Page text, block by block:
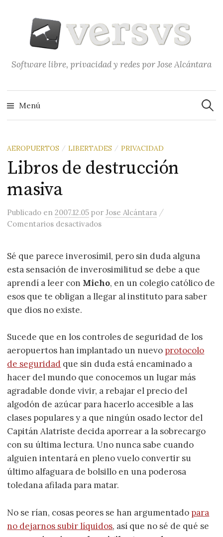
contenido
Software libre, privacidad y redes por Jose Alcántara
Menú
AEROPUERTOS / LIBERTADES / PRIVACIDAD
Libros de destrucción
masiva
Publicado en2007.12.05 porJose Alcántara /
Comentarios desactivadosen Libros de destrucción masiva
Sé que parece inverosímil, pero sin duda alguna
esta sensación de inverosimilitud se debe a que
aprendí a leer con Micho, en un colegio católico de
esos que te obligan a llegar al instituto para saber
que dios no existe.
Sucede que en los controles de seguridad de los
aeropuertos han implantado un nuevo protocolo
de seguridad que sin duda está encaminado a
hacer del mundo que conocemos un lugar más
agradable donde vivir, a rebajar el precio del
algodón de azúcar para hacerlo accesible a las
clases populares y a que ningún osado lector del
Capitán Alatriste decida aporrear a la sobrecargo
con su última lectura. Uno nunca sabe cuando
alguien intentará en pleno vuelo convertir su
último alfaguara de bolsillo en una poderosa
toledana afilada para matar.
No se rían, cosas peores se han argumentado para
no dejarnos subir líquidos, así que no sé de qué se